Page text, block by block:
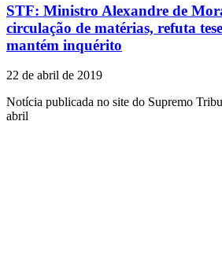
STF: Ministro Alexandre de
circulação de matérias, refuta
mantém inquérito
22 de abril de 2019
Notícia publicada no site do Supremo
abril